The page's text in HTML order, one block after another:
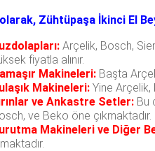
Zühtüpaşa İkinci El
Arçelik, Bosch,
fiyatla alınır.
Makineleri: Başta
Makineleri: Yine Arçelik,
ve Ankastre Setler: Bu
ve Beko öne çıkmaktadır.
Makineleri ve Diğer